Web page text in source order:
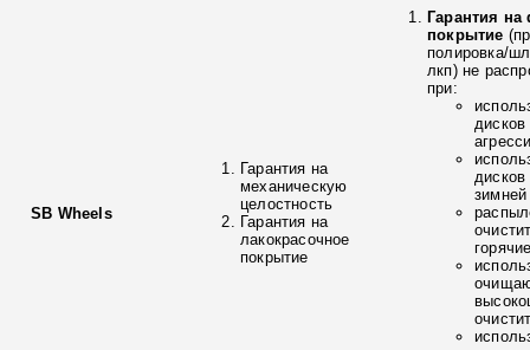
SB Wheels
Гарантия на
механическую
целостность
Гарантия на
лакокрасочное
покрытие
Гарантия
покрытие
полировка/
лкп) не
при:
зимней